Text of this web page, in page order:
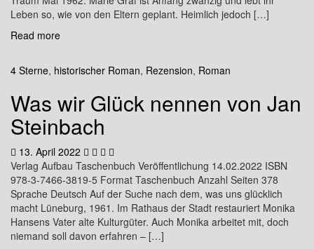
Leben so, wie von den Eltern geplant. Heimlich jedoch […]
Read more
4 Sterne, historischer Roman, Rezension, Roman
Was wir Glück nennen von Jan
Steinbach
13. April 2022
Verlag Aufbau Taschenbuch Veröffentlichung 14.02.2022 ISBN
978-3-7466-3819-5 Format Taschenbuch Anzahl Seiten 378
Sprache Deutsch Auf der Suche nach dem, was uns glücklich
macht Lüneburg, 1961. Im Rathaus der Stadt restauriert Monika
Hansens Vater alte Kulturgüter. Auch Monika arbeitet mit, doch
niemand soll davon erfahren – […]